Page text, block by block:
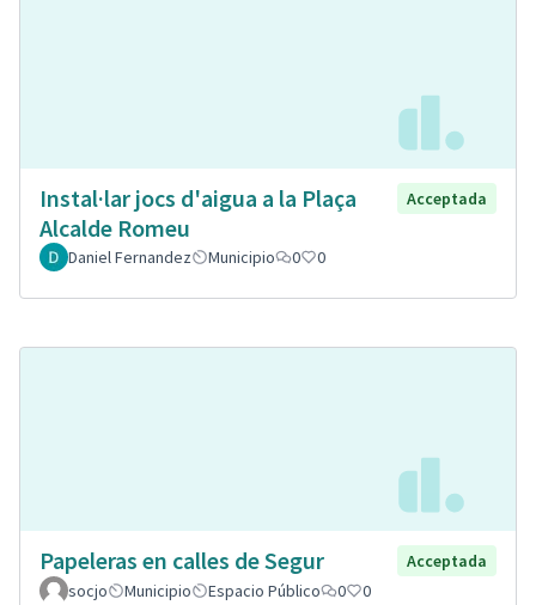
Instal·lar jocs d'aigua a la Plaça
Alcalde Romeu
Acceptada
Daniel Fernandez Municipio 0 0
Papeleras en calles de Segur
Acceptada
socjo
Municipio Espacio Público 0 0